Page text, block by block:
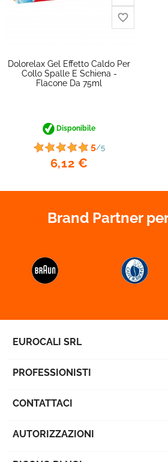
Dolorelax Gel Effetto Caldo Per
Collo Spalle E Schiena -
Flacone Da 75ml
Disponibile
5/5
6,12 €
Brand Partner
EUROCALI SRL
PROFESSIONISTI
CONTATTACI
AUTORIZZAZIONI